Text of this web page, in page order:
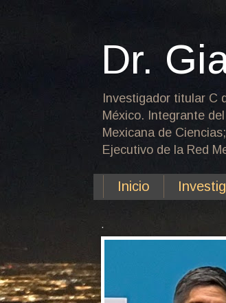
Dr.
Investigador titular C
México. Integrante
Mexicana de
Ejecutivo de la Red
Inicio
.